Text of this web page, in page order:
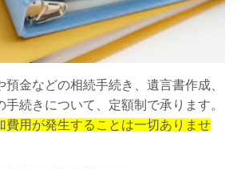
金などの相続手続き、遺言書作成、
続きについて、定額制で承ります。
費用が発生することは一切ありませ